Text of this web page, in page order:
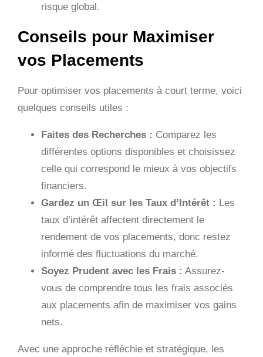
risque global.
Conseils pour Maximiser
vos Placements
Pour optimiser vos placements à court terme, voici
quelques conseils utiles :
Faites des Recherches : Comparez les
différentes options disponibles et choisissez
celle qui correspond le mieux à vos objectifs
financiers.
Gardez un Œil sur les Taux d’Intérêt : Les
taux d’intérêt affectent directement le
rendement de vos placements, donc restez
informé des fluctuations du marché.
Soyez Prudent avec les Frais : Assurez-
vous de comprendre tous les frais associés
aux placements afin de maximiser vos gains
nets.
Avec une approche réfléchie et stratégique, les